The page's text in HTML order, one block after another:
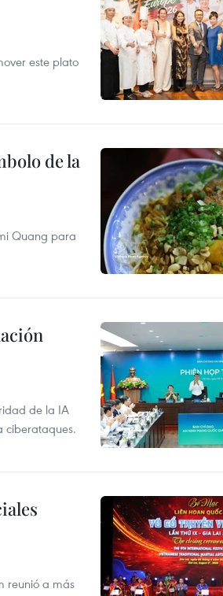
este plato
de la
Quang para
de la IA
ciberataques.
reunió a más